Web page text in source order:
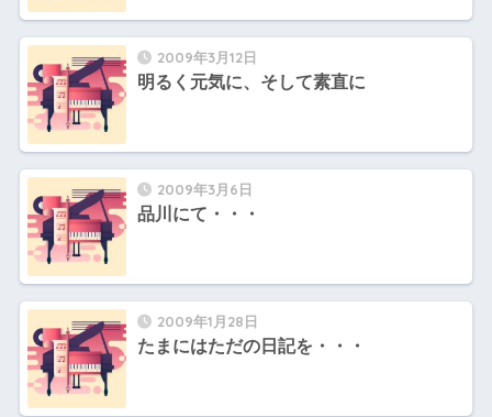
2009年3月12日
明るく元気に、そして素直に
2009年3月6日
品川にて・・・
2009年1月28日
たまにはただの日記を・・・